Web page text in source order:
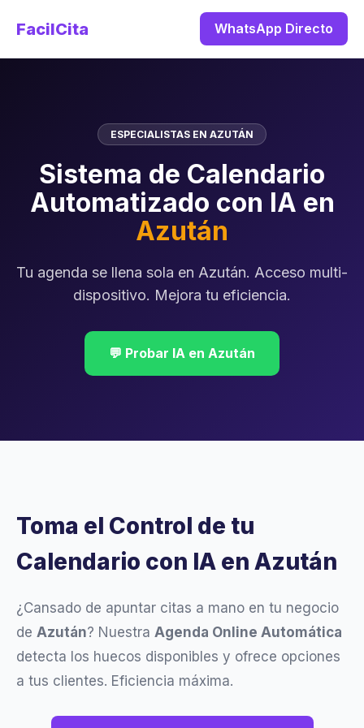
FacilCita WhatsApp Directo
ESPECIALISTAS EN AZUTÁN
Sistema de Calendario
Automatizado con IA en
Azután
Tu agenda se llena sola en Azután. Acceso multi-
dispositivo. Mejora tu eficiencia.
💬 Probar IA en Azután
Toma el Control de tu
Calendario con IA en Azután
¿Cansado de apuntar citas a mano en tu negocio
de Azután? Nuestra Agenda Online Automática
detecta los huecos disponibles y ofrece opciones
a tus clientes. Eficiencia máxima.